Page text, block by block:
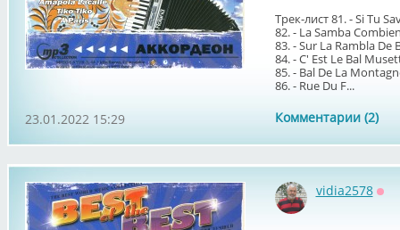
Трек-лист 81. - Si Tu
82. - La Samba
83. - Sur La Rambla De
84. - C' Est Le Bal
85. - Bal De La
86. - Rue Du F...
Комментарии (2)
23.01.2022 15:29
vidia2578